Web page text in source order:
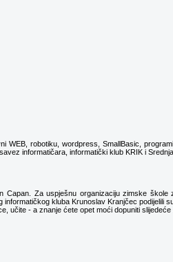
robotiku, wordpress, SmallBasic,
informatičara, informatički klub KRIK i
Za uspješnu organizaciju zimske
kluba Krunoslav Kranjčec podijelili
učite - a znanje ćete opet moći dopuniti slijedeće